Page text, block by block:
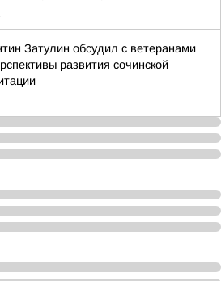
Затулин обсудил с ветеранами
развития сочинской